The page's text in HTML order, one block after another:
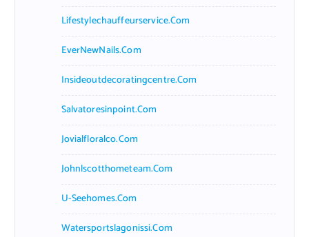
Lifestylechauffeurservice.com
EverNewNails.com
Insideoutdecoratingcentre.com
Salvatoresinpoint.com
Jovialfloralco.com
Johnlscotthometeam.com
U-Seehomes.com
Watersportslagonissi.com